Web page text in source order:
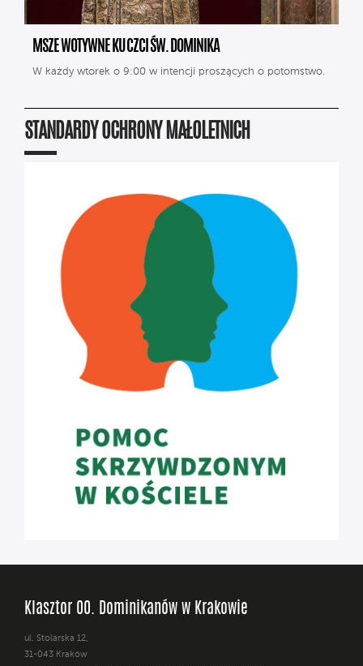
MSZE WOTYWNE KU CZCI ŚW. DOMINIKA
W każdy wtorek o 9:00 w intencji proszących o potomstwo.
STANDARDY OCHRONY MAŁOLETNICH
Klasztor OO. Dominikanów w Krakowie
ul. Stolarska 12,
31-043 Kraków